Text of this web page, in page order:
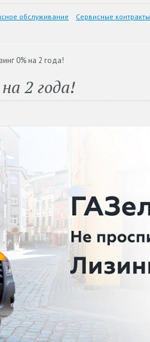
обслуживание Сервисные контракты
0% на 2 года!
2 года!